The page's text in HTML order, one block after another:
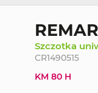
Szczotka
CR1490515
KM 80 H